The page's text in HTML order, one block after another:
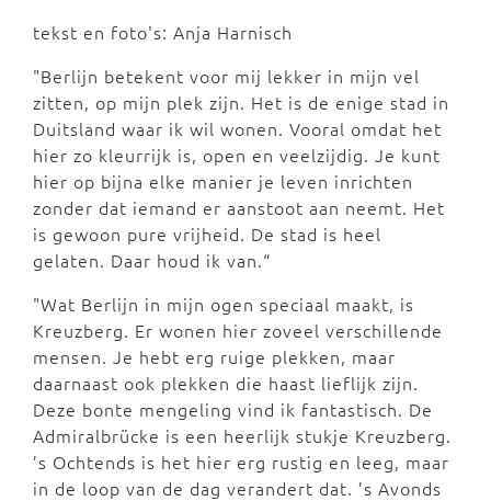
tekst en foto's: Anja Harnisch
"Berlijn betekent voor mij lekker in mijn vel
zitten, op mijn plek zijn. Het is de enige stad in
Duitsland waar ik wil wonen. Vooral omdat het
hier zo kleurrijk is, open en veelzijdig. Je kunt
hier op bijna elke manier je leven inrichten
zonder dat iemand er aanstoot aan neemt. Het
is gewoon pure vrijheid. De stad is heel
gelaten. Daar houd ik van.“
"Wat Berlijn in mijn ogen speciaal maakt, is
Kreuzberg. Er wonen hier zoveel verschillende
mensen. Je hebt erg ruige plekken, maar
daarnaast ook plekken die haast lieflijk zijn.
Deze bonte mengeling vind ik fantastisch. De
Admiralbrücke is een heerlijk stukje Kreuzberg.
’s Ochtends is het hier erg rustig en leeg, maar
in de loop van de dag verandert dat. ’s Avonds